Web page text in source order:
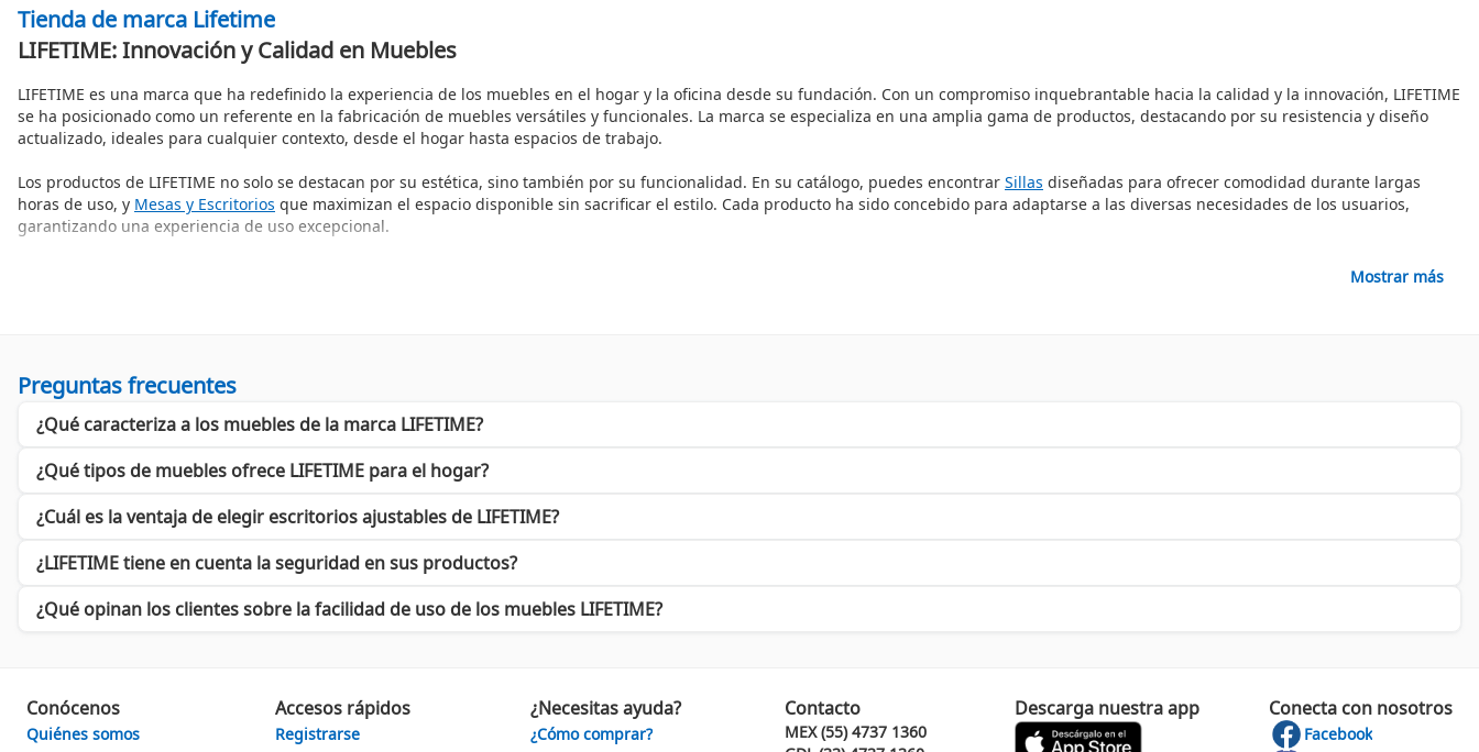
Tienda de marca Lifetime
LIFETIME: Innovación y Calidad en Muebles
LIFETIME es una marca que ha redefinido la experiencia de los muebles en el hogar y la oficina desde su fundación. Con un compromiso inquebrantable hacia la calidad y la innovación, LIFETIME
se ha posicionado como un referente en la fabricación de muebles versátiles y funcionales. La marca se especializa en una amplia gama de productos, destacando por su resistencia y diseño
actualizado, ideales para cualquier contexto, desde el hogar hasta espacios de trabajo.
Los productos de LIFETIME no solo se destacan por su estética, sino también por su funcionalidad. En su catálogo, puedes encontrar Sillas diseñadas para ofrecer comodidad durante largas
horas de uso, y Mesas y Escritorios que maximizan el espacio disponible sin sacrificar el estilo. Cada producto ha sido concebido para adaptarse a las diversas necesidades de los usuarios,
garantizando una experiencia de uso excepcional.
Beneficios Directos de Elegir LIFETIME
Durabilidad:Materiales de alta calidad que garantizan una larga vida útil.
Versatilidad:Muebles que se adaptan a diferentes ambientes, desde la oficina hasta el hogar.
Además, LIFETIME se enorgullece de su enfoque ecológico, utilizando procesos y materiales sostenibles en la fabricación de sus productos. Este compromiso con el medio ambiente refleja una
conciencia social que cada vez más consumidores valoran al hacer sus compras.
¡Descubre la variedad de LIFETIME!
Explora nuestra colección y encuentra el mobiliario perfecto que se ajuste a tus necesidades. Ya sea que busques una
Mostrar más
Preguntas frecuentes
¿Qué caracteriza a los muebles de la marca LIFETIME?
¿Qué tipos de muebles ofrece LIFETIME para el hogar?
¿Cuál es la ventaja de elegir escritorios ajustables de LIFETIME?
¿LIFETIME tiene en cuenta la seguridad en sus productos?
¿Qué opinan los clientes sobre la facilidad de uso de los muebles LIFETIME?
Conócenos
Quiénes somos
Accesos rápidos
Registrarse
¿Necesitas ayuda?
¿Cómo comprar?
Contacto
MEX (55) 4737 1360
Descarga nuestra app Conecta con nosotros
Facebook